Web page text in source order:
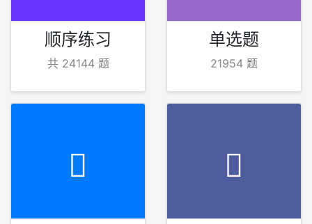
顺序练习
共 24144 题
单选题
21954 题